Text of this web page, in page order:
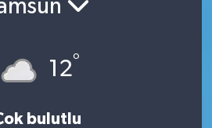
12°
bulutlu